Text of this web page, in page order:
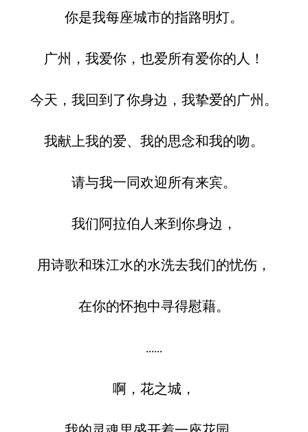
你是我每座城市的指路明灯。
广州，我爱你，也爱所有爱你的人！
今天，我回到了你身边，我挚爱的广州。
我献上我的爱、我的思念和我的吻。
请与我一同欢迎所有来宾。
我们阿拉伯人来到你身边，
用诗歌和珠江水的水洗去我们的忧伤，
在你的怀抱中寻得慰藉。
......
啊，花之城，